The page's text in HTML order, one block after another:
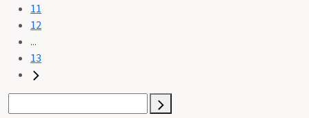
11
12
...
13